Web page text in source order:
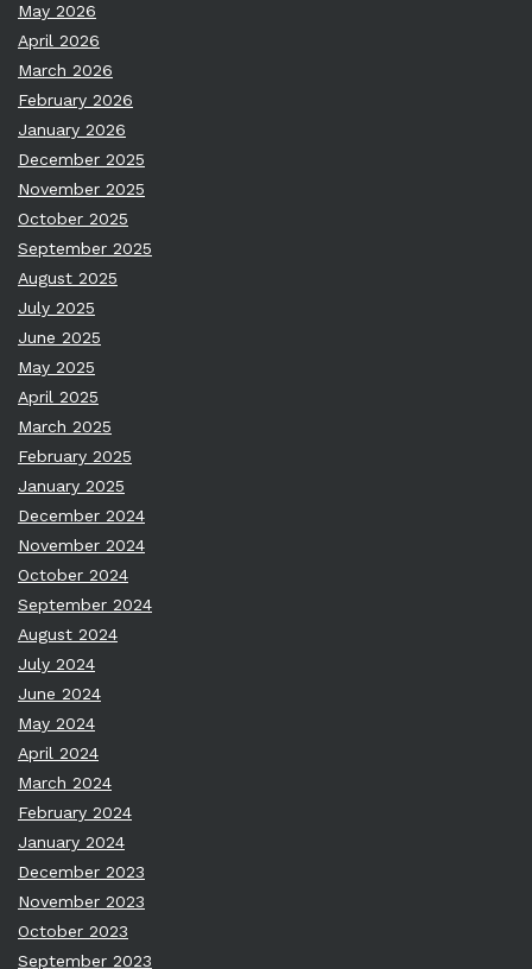
May 2026
April 2026
March 2026
February 2026
January 2026
December 2025
November 2025
October 2025
September 2025
August 2025
July 2025
June 2025
May 2025
April 2025
March 2025
February 2025
January 2025
December 2024
November 2024
October 2024
September 2024
August 2024
July 2024
June 2024
May 2024
April 2024
March 2024
February 2024
January 2024
December 2023
November 2023
October 2023
September 2023